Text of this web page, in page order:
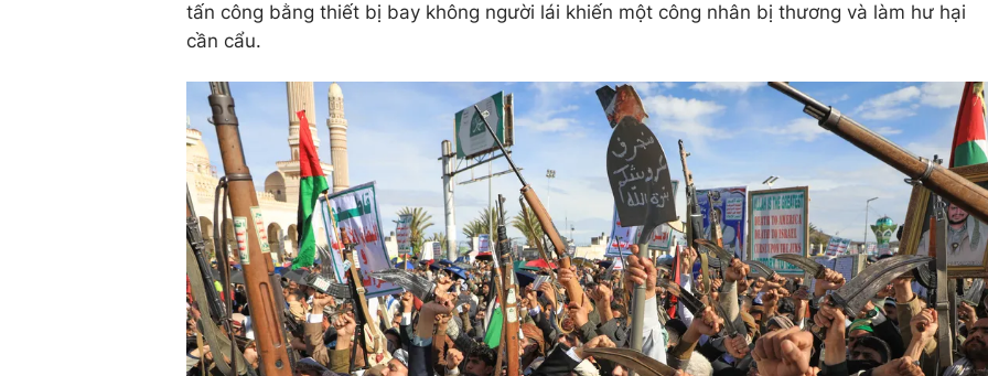
tấn công bằng thiết bị bay không người lái khiến một công nhân bị thương và làm hư hại
cần cẩu.